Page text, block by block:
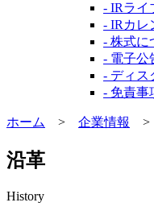
- IRライ
- IRカレ
- 株式に
- 電子公
- ディス
- 免責事
ホーム > 企業情報
沿革
History